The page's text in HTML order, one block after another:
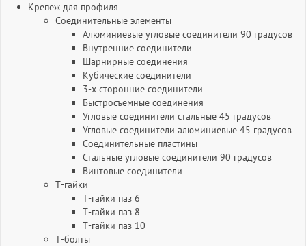
Крепеж для профиля
Соединительные элементы
Алюминиевые угловые соединители 90 градусов
Внутренние соединители
Шарнирные соединения
Кубические соединители
3-х сторонние соединители
Быстросъемные соединения
Угловые соединители стальные 45 градусов
Угловые соединители алюминиевые 45 градусов
Соединительные пластины
Стальные угловые соединители 90 градусов
Винтовые соединители
Т-гайки
Т-гайки паз 6
Т-гайки паз 8
Т-гайки паз 10
Т-болты